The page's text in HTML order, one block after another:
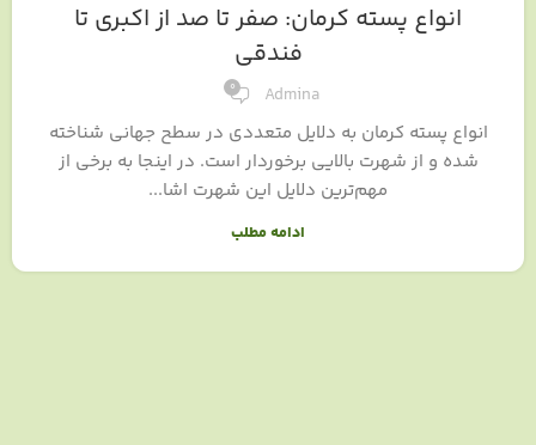
انواع پسته کرمان: صفر تا صد از اکبری تا
فندقی
Admina
0
انواع پسته کرمان به دلایل متعددی در سطح جهانی شناخته
شده و از شهرت بالایی برخوردار است. در اینجا به برخی از
مهم‌ترین دلایل این شهرت اشا...
ادامه مطلب